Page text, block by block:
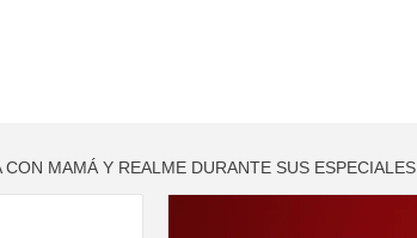
CON MAMÁ Y REALME DURANTE SUS ESPECIALES